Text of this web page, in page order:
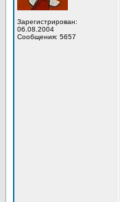
Зарегистрирован:
06.08.2004
Сообщения: 5657